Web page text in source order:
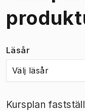
Läsår
Välj läsår
Kursplan